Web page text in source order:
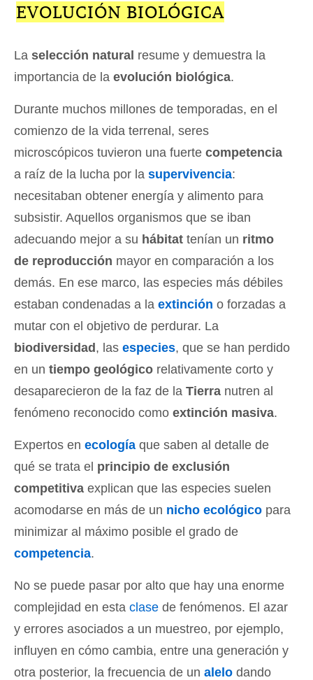
EVOLUCIÓN BIOLÓGICA
La selección natural resume y demuestra la
importancia de la evolución biológica.
Durante muchos millones de temporadas, en el
comienzo de la vida terrenal, seres
microscópicos tuvieron una fuerte competencia
a raíz de la lucha por la supervivencia:
necesitaban obtener energía y alimento para
subsistir. Aquellos organismos que se iban
adecuando mejor a su hábitat tenían un ritmo
de reproducción mayor en comparación a los
demás. En ese marco, las especies más débiles
estaban condenadas a la extinción o forzadas a
mutar con el objetivo de perdurar. La
biodiversidad, las especies, que se han perdido
en un tiempo geológico relativamente corto y
desaparecieron de la faz de la Tierra nutren al
fenómeno reconocido como extinción masiva.
Expertos en ecología que saben al detalle de
qué se trata el principio de exclusión
competitiva explican que las especies suelen
acomodarse en más de un nicho ecológico para
minimizar al máximo posible el grado de
competencia.
No se puede pasar por alto que hay una enorme
complejidad en esta clase de fenómenos. El azar
y errores asociados a un muestreo, por ejemplo,
influyen en cómo cambia, entre una generación y
otra posterior, la frecuencia de un alelo dando